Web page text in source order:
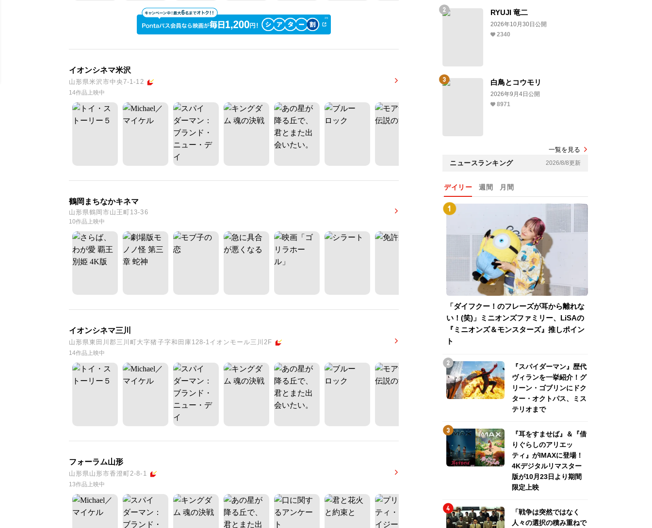
イオンシネマ米沢
山形県米沢市中央7-1-12
14作品上映中
鶴岡まちなかキネマ
山形県鶴岡市山王町13-36
10作品上映中
イオンシネマ三川
山形県東田川郡三川町大字猪子字和田庫128-1イオンモール三川2F
14作品上映中
フォーラム山形
山形県山形市香澄町2-8-1
13作品上映中
RYUJI 竜二
2026年10月30日公開
2340
白鳥とコウモリ
2026年9月4日公開
8971
一覧を見る
ニュースランキング 2026/8/8更新
デイリー 週間 月間
「ダイフクー！のフレーズが耳から離れな
い！(笑)」ミニオンズファミリー、LiSAの
『ミニオンズ＆モンスターズ』推しポイン
ト
『スパイダーマン』歴代
ヴィランを一挙紹介！グ
リーン・ゴブリンにドク
ター・オクトパス、ミス
テリオまで
『耳をすませば』＆『借
りぐらしのアリエッ
ティ』がIMAXに登場！
4Kデジタルリマスター
版が10月23日より期間
限定上映
「戦争は突然ではなく
人々の選択の積み重ねで